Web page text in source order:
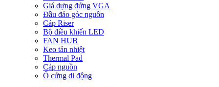
Giá dựng đứng VGA
Đầu đảo góc nguồn
Cáp Riser
Bộ điều khiển LED
FAN HUB
Keo tản nhiệt
Thermal Pad
Cáp nguồn
Ổ cứng di động